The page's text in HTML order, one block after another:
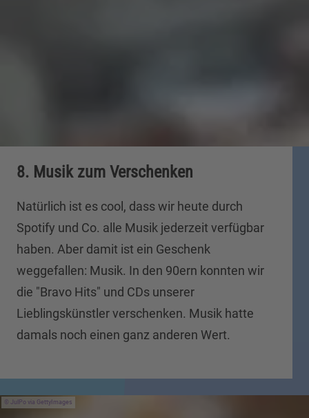
8. Musik zum Verschenken
Natürlich ist es cool, dass wir heute durch
Spotify und Co. alle Musik jederzeit verfügbar
haben. Aber damit ist ein Geschenk
weggefallen: Musik. In den 90ern konnten wir
die "Bravo Hits" und CDs unserer
Lieblingskünstler verschenken. Musik hatte
damals noch einen ganz anderen Wert.
JulPo via GettyImages